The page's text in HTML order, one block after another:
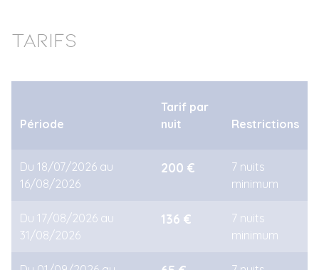
Tarifs
Période
Tarif par
nuit
Restrictions
Du 18/07/2026 au
16/08/2026
200 €
7 nuits
minimum
Du 17/08/2026 au
31/08/2026
136 €
7 nuits
minimum